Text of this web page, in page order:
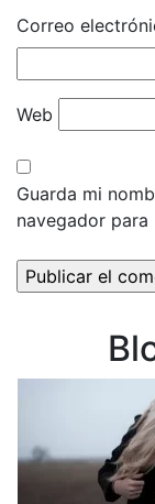
Correo
Web
Guarda mi
navegador